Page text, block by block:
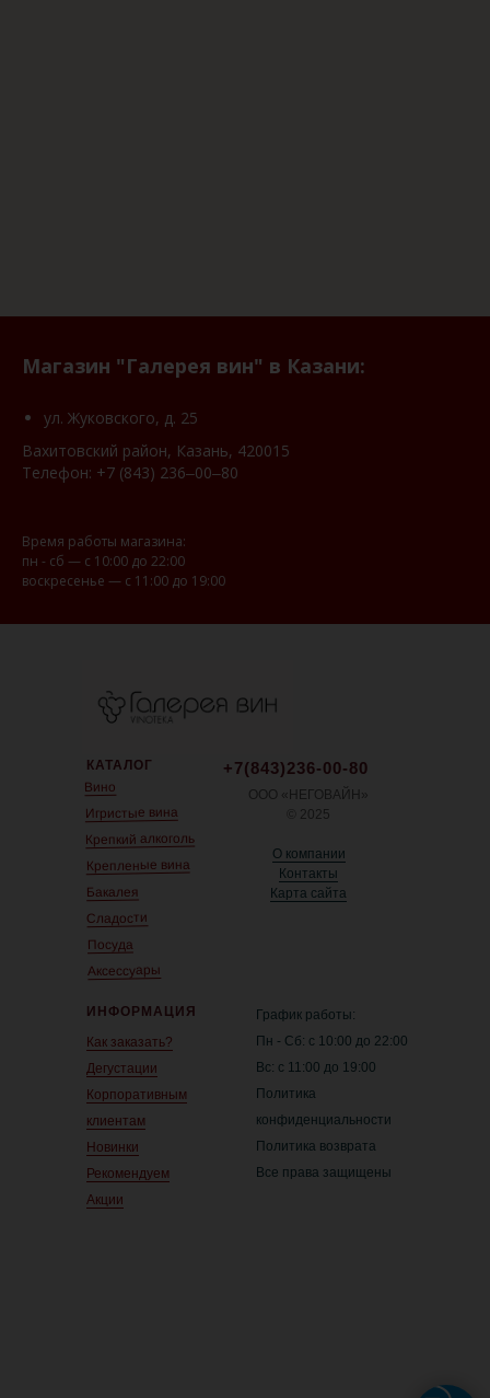
Магазин "Галерея вин" в Казани:
ул. Жуковского, д. 25
Вахитовский район, Казань, 420015
Телефон: +7 (843) 236‒00‒80
Время работы магазина:
пн - сб — с 10:00 до 22:00
воскресенье — с 11:00 до 19:00
КАТАЛОГ
Вино
Игристые вина
Крепкий алкоголь
Крепленые вина
Бакалея
Сладости
Посуда
Аксессуары
ИНФОРМАЦИЯ
Как заказать?
Дегустации
Корпоративным
клиентам
Новинки
Рекомендуем
Акции
График работы:
Пн - Сб: с 10:00 до 22:00
Вс: с 11:00 до 19:00
Политика
конфиденциальности
Политика возврата
Все права защищены
ООО «НЕГОВАЙН»
© 2025
О компании
Контакты
Карта сайта
+7(843)236-00-80